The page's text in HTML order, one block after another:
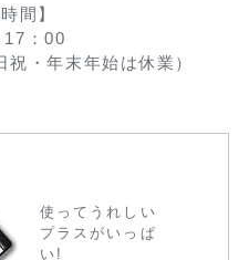
間】
17：00
祝・年末年始は休業）
使ってうれしい
プラスがいっぱ
い!